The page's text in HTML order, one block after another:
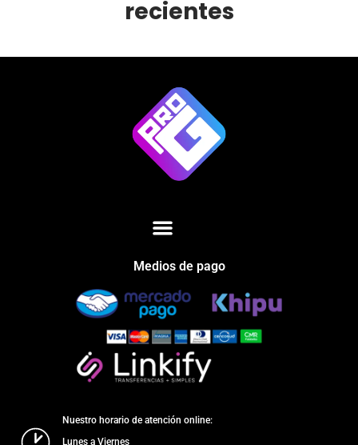
recientes
Medios de pago
Nuestro horario de atención online:
Lunes a Viernes